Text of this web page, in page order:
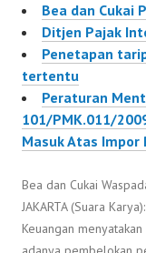
Bea dan Cukai
Ditjen Pajak
Penetapan
tertentu
Peraturan
101/PMK.011/
Masuk Atas
Bea dan Cukai
JAKARTA (Suara
Keuangan